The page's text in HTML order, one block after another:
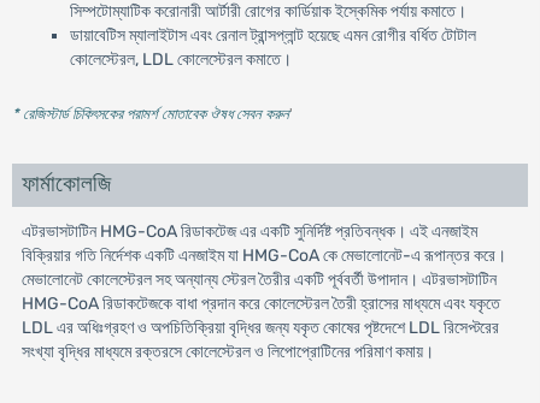
সিম্পটোম্যাটিক করোনারী আর্টারী রোগের কার্ডিয়াক ইস্কেমিক পর্যায় কমাতে।
ডায়াবেটিস ম্যালাইটাস এবং রেনাল ট্রান্সপ্লান্ট হয়েছে এমন রোগীর বর্ধিত টোটাল
কোলেস্টেরল, LDL কোলেস্টেরল কমাতে।
* রেজিস্টার্ড চিকিৎসকের পরামর্শ মোতাবেক ঔষধ সেবন করুন'
ফার্মাকোলজি
এটরভাসটাটিন HMG-CoA রিডাকটেজ এর একটি সুনির্দিষ্ট প্রতিবন্ধক। এই এনজাইম
বিক্রিয়ার গতি নির্দেশক একটি এনজাইম যা HMG-CoA কে মেভালোনেট-এ রূপান্তর করে।
মেভালোনেট কোলেস্টেরল সহ অন্যান্য স্টেরল তৈরীর একটি পূর্ববর্তী উপাদান। এটরভাসটাটিন
HMG-CoA রিডাকটেজকে বাধা প্রদান করে কোলেস্টেরল তৈরী হ্রাসের মাধ্যমে এবং যকৃতে
LDL এর অধিঃগ্রহণ ও অপচিতিক্রিয়া বৃদ্ধির জন্য যকৃত কোষের পৃষ্টদেশে LDL রিসেপ্টরের
সংখ্যা বৃদ্ধির মাধ্যমে রক্তরসে কোলেস্টেরল ও লিপোপ্রোটিনের পরিমাণ কমায়।